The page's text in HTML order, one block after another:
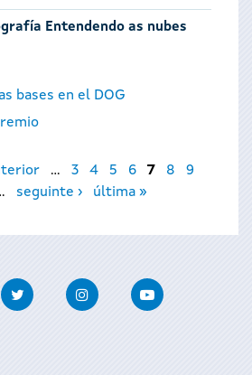
Entendendo as nubes
bases en el DOG
… 3 4 5 6 7 8
9
seguinte › última »
Twitter InstagramYoutube